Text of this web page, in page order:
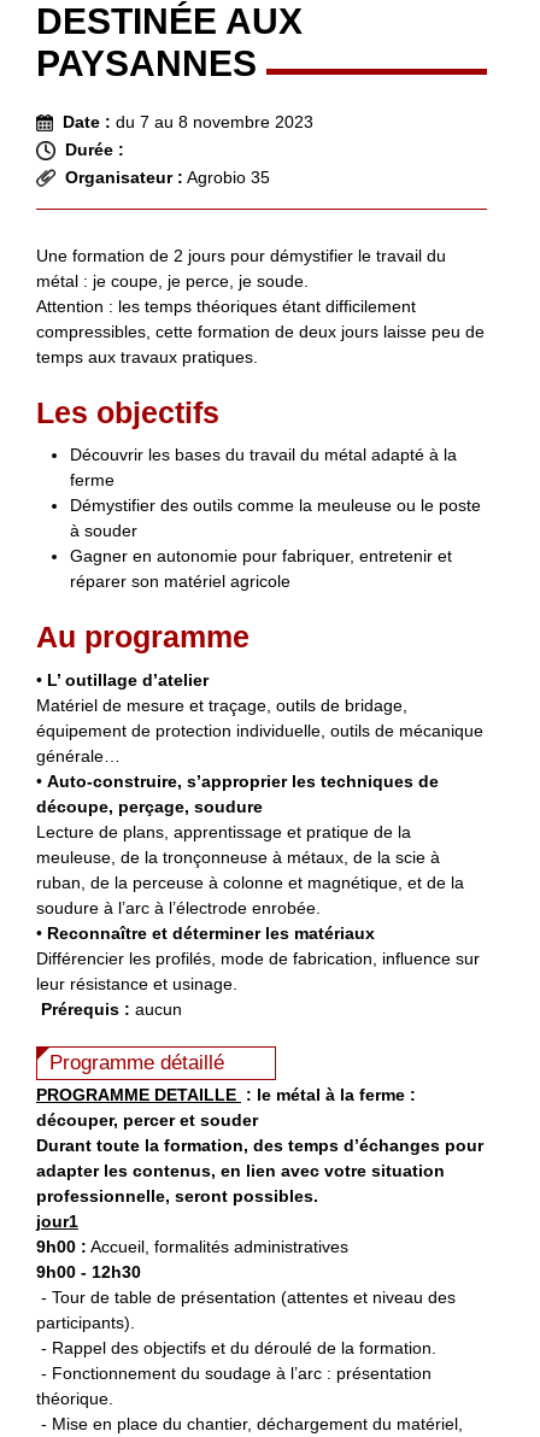
DESTINÉE AUX
PAYSANNES
Date : du 7 au 8 novembre 2023
Durée :
Organisateur : Agrobio 35
Une formation de 2 jours pour démystifier le travail du
métal : je coupe, je perce, je soude.
Attention : les temps théoriques étant difficilement
compressibles, cette formation de deux jours laisse peu de
temps aux travaux pratiques.
Les objectifs
Découvrir les bases du travail du métal adapté à la
ferme
Démystifier des outils comme la meuleuse ou le poste
à souder
Gagner en autonomie pour fabriquer, entretenir et
réparer son matériel agricole
Au programme
• L’ outillage d’atelier
Matériel de mesure et traçage, outils de bridage,
équipement de protection individuelle, outils de mécanique
générale…
• Auto-construire, s’approprier les techniques de
découpe, perçage, soudure
Lecture de plans, apprentissage et pratique de la
meuleuse, de la tronçonneuse à métaux, de la scie à
ruban, de la perceuse à colonne et magnétique, et de la
soudure à l’arc à l’électrode enrobée.
• Reconnaître et déterminer les matériaux
Différencier les profilés, mode de fabrication, influence sur
leur résistance et usinage.
Prérequis : aucun
Programme détaillé
PROGRAMME DETAILLE : le métal à la ferme :
découper, percer et souder
Durant toute la formation, des temps d’échanges pour
adapter les contenus, en lien avec votre situation
professionnelle, seront possibles.
jour1
9h00 : Accueil, formalités administratives
9h00 - 12h30
- Tour de table de présentation (attentes et niveau des
participants).
- Rappel des objectifs et du déroulé de la formation.
- Fonctionnement du soudage à l’arc : présentation
théorique.
- Mise en place du chantier, déchargement du matériel,